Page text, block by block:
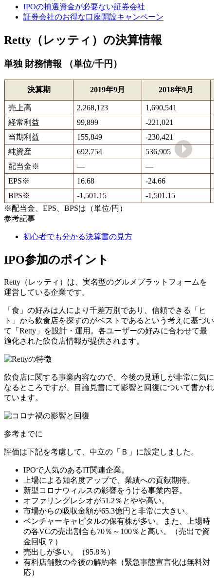
IPOの抽選資金が必要ない証券会社
証券会社のお得な口座開設キャンペーン
Retty（レッティ）の決算情報
単独 財務情報 （単位/千円）
決算期 2019年9月 2018年9月
売上高 2,268,123 1,690,541
経常利益
99,899 -221,021
当期利益
155,849 -230,421
純資産
692,754 536,905
配当金※ ― ―
EPS※ 16.68 -24.66
BPS※ -1,501.15 -1,501.15
※配当金、EPS、BPSは（単位/円）
参考記事
初心者でも分かる決算書の見方
IPO参加のポイント
Retty（レッティ）は、実名型のグルメプラットフォームを
運営している企業です。
「食」の好みは人により千差万別であり、信頼できる「ヒ
ト」から飲食店を探すのがベストであるという考えに基づい
て「Retty」を設計・運用。各ユーザーの好みに合わせて最
適化された飲食店情報が提供されます。
飲食店に関する事業内容なので、今後の見通しが非常に気に
なるところですが、目論見書にて影響と回復について書かれ
ています。
参考までに
評価は下記を考慮して、 中立の「Ｂ」 に設定しました。
IPOで人気のあるIT関連企業。
上場による知名度アップで、業績への貢献期待。
新型コロナウィルスの影響をうける事業内容。
オファリングレシオが51.2％とやや高い。
市場からの吸収金額が65.3億円と非常に大きい。
ベンチャーキャピタルの保有株が多い。また、上場時
の各VCの売出割合も70％～100％と高い。
（売出で資
金回収？）
売出しが多い。
（95.8％）
有料店舗数の今後の解約率（緊急事態宣言化は無料対
応）